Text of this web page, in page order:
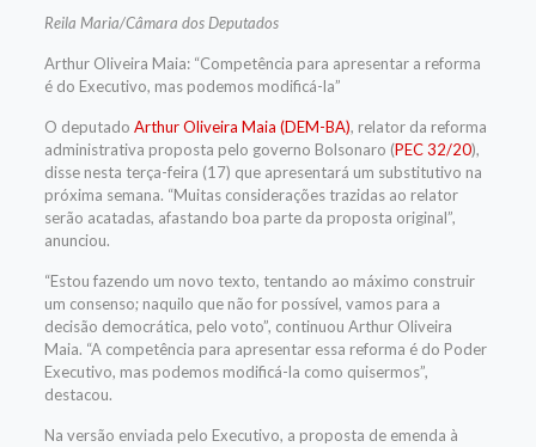
Reila Maria/Câmara dos Deputados
Arthur Oliveira Maia: “Competência para apresentar a reforma
é do Executivo, mas podemos modificá-la”
O deputado Arthur Oliveira Maia (DEM-BA), relator da reforma
administrativa proposta pelo governo Bolsonaro (PEC 32/20),
disse nesta terça-feira (17) que apresentará um substitutivo na
próxima semana. “Muitas considerações trazidas ao relator
serão acatadas, afastando boa parte da proposta original”,
anunciou.
“Estou fazendo um novo texto, tentando ao máximo construir
um consenso; naquilo que não for possível, vamos para a
decisão democrática, pelo voto”, continuou Arthur Oliveira
Maia. “A competência para apresentar essa reforma é do Poder
Executivo, mas podemos modificá-la como quisermos”,
destacou.
Na versão enviada pelo Executivo, a proposta de emenda à